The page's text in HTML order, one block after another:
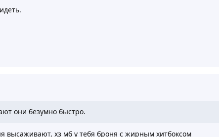
они безумно быстро.
высаживают, хз мб у тебя броня с жирным хитбоксом